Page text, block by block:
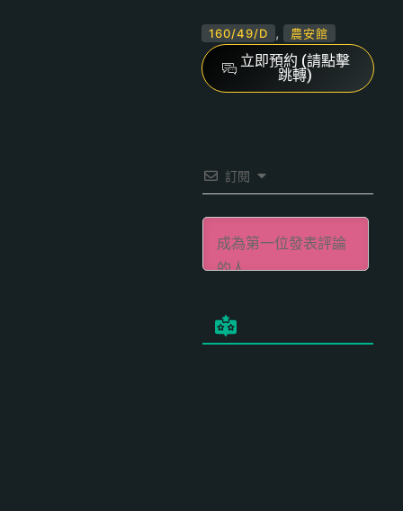
160/49/D , 農安館
立即預約 (請點擊
跳轉)
訂閱